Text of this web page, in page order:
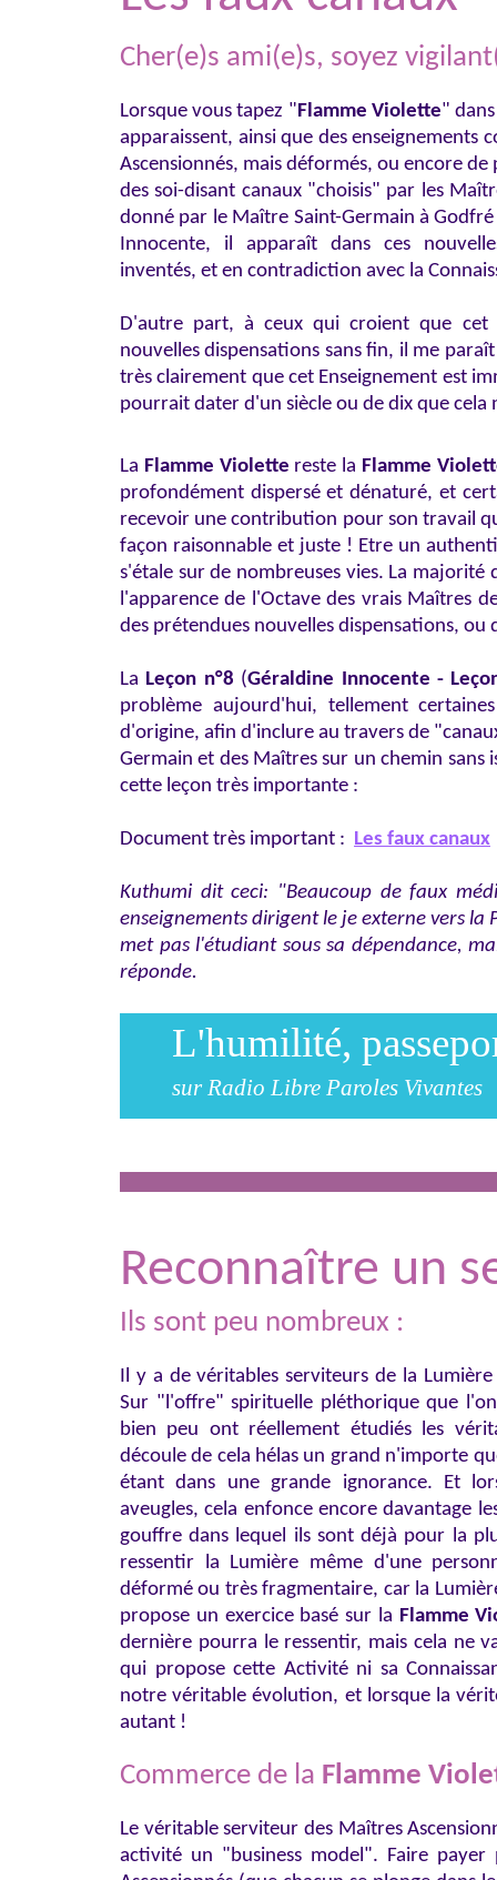
Cher(e)s ami(e)s, soyez
Lorsque vous tapez "Flamme Violette"
apparaissent, ainsi que des enseignements
Ascensionnés, mais déformés, ou encore
des soi-disant canaux "choisis" par les
donné par le Maître Saint-Germain à
Innocente, il apparaît dans ces
inventés, et en contradiction avec la
D'autre part, à ceux qui croient que cet
nouvelles dispensations sans fin, il me
très clairement que cet Enseignement est
pourrait dater d'un siècle ou de dix que cela
La Flamme Violette reste la Flamme
profondément dispersé et dénaturé, et
recevoir une contribution pour son travail
façon raisonnable et juste ! Etre un
s'étale sur de nombreuses vies. La majorité
l'apparence de l'Octave des vrais Maîtres
des prétendues nouvelles dispensations, ou
La Leçon n°8 (Géraldine Innocente -
problème aujourd'hui, tellement
d'origine, afin d'inclure au travers de
Germain et des Maîtres sur un chemin
cette leçon très importante :
Document très important : Les faux canaux
Kuthumi dit ceci: "Beaucoup de faux
enseignements dirigent le je externe vers la
met pas l'étudiant sous sa dépendance,
réponde.
L'humilité,
sur Radio Libre Paroles Vivantes
Reconnaître un
Ils sont peu nombreux :
Il y a de véritables serviteurs de la
Sur "l'offre" spirituelle pléthorique que
bien peu ont réellement étudiés les
découle de cela hélas un grand n'importe
étant dans une grande ignorance. Et
aveugles, cela enfonce encore davantage
gouffre dans lequel ils sont déjà pour la
ressentir la Lumière même d'une
déformé ou très fragmentaire, car la
propose un exercice basé sur la Flamme
dernière pourra le ressentir, mais cela ne
qui propose cette Activité ni sa
notre véritable évolution, et lorsque la
autant !
Commerce de la Flamme
Le véritable serviteur des Maîtres
activité un "business model". Faire